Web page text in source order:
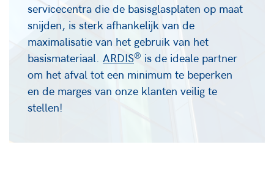
servicecentra die de basisglasplaten op maat
snijden, is sterk afhankelijk van de
maximalisatie van het gebruik van het
basismateriaal. ARDIS® is de ideale partner
om het afval tot een minimum te beperken
en de marges van onze klanten veilig te
stellen!